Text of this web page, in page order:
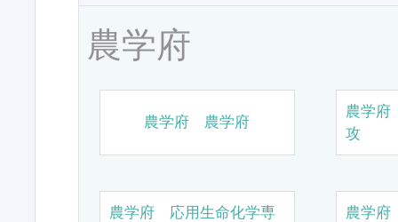
農学府
農学府 農学府
農学
攻
農学府 応用生命化学専
農学